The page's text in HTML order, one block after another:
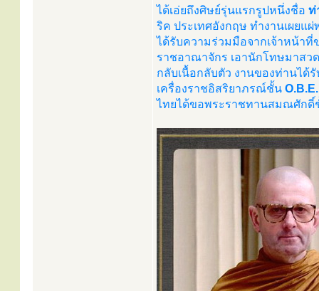
ได้เอ่ยถึงศิษย์รุ่นแรกรูปหนึ่งชื่อ ท่
ริค ประเทศอังกฤษ ทำงานเผยแ
ได้รับความร่วมมือจากเจ้าหน้าที่
ราชอาณาจักร เอานักโทษมาส
กลับเนื้อกลับตัว งานของท่านได้
เครื่องราชอิสริยาภรณ์ชั้น O.B.E.
ไทยได้ขอพระราชทานสมณศัก